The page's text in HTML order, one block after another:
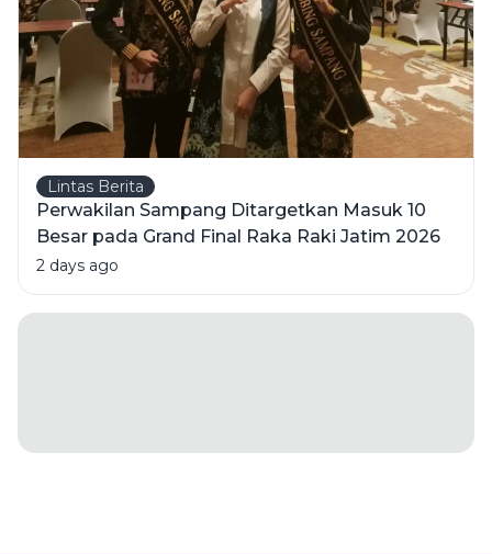
Lintas Berita
Perwakilan Sampang Ditargetkan Masuk 10
Besar pada Grand Final Raka Raki Jatim 2026
2 days ago